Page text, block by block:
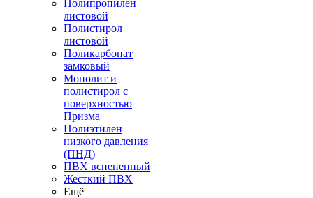
Полипропилен
листовой
Полистирол
листовой
Поликарбонат
замковый
Монолит и
полистирол с
поверхностью
Призма
Полиэтилен
низкого давления
(ПНД)
ПВХ вспененный
Жесткий ПВХ
Ещё